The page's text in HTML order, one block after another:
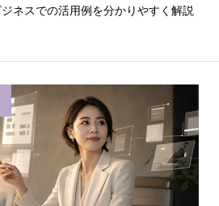
ネスでの活用例を分かりやすく解説